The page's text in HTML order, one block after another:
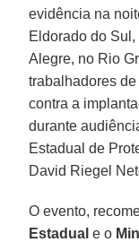
evidência na
Eldorado do
Alegre, no Rio
trabalhadores
contra a
durante
Estadual de
David Riegel
O evento,
Estadual e o